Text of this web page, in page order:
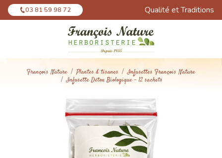
03 81 59 98 72 Qualité et Traditions
François Nature Plantes & tisanes
Infusettes François Nature
Infusette Détox Biologique - 12 sachets
Panneau de gestion des cookies